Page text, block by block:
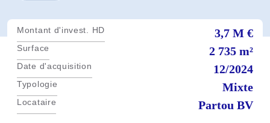
Montant d'invest. HD 3,7 M €
Surface 2 735 m²
Date d'acquisition 12/2024
Typologie Mixte
Locataire Partou BV